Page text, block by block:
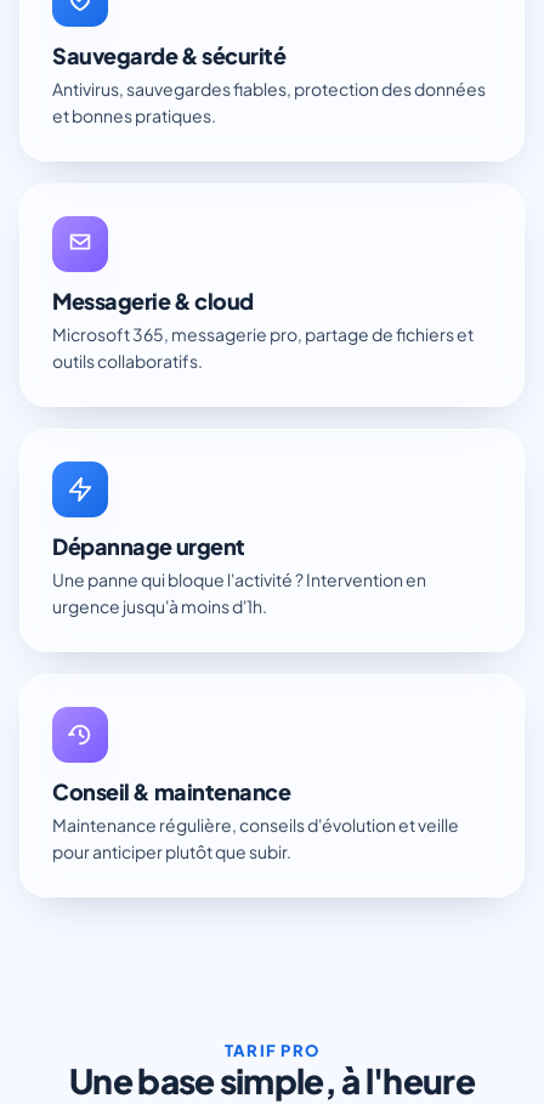
Sauvegarde & sécurité
Antivirus, sauvegardes fiables, protection des données
et bonnes pratiques.
Messagerie & cloud
Microsoft 365, messagerie pro, partage de fichiers et
outils collaboratifs.
Dépannage urgent
Une panne qui bloque l'activité ? Intervention en
urgence jusqu'à moins d'1h.
Conseil & maintenance
Maintenance régulière, conseils d'évolution et veille
pour anticiper plutôt que subir.
TARIF PRO
Une base simple, à l'heure